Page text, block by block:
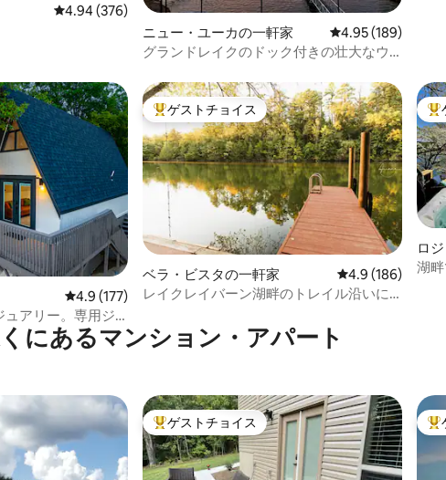
均評価レビュー376件、5つ星中4.94つ星の平均評価
4.94 (376)
ニュー・ユーカの一軒家 レビュー189件、5
4.95 (189)
グランドレイクのドック付きの壮大なウ
均評価
レビュー177件、5つ星中4.9つ星の平均評価
4.9 (177)
ュアリー。専用ジ
ピット。ハンモッ
大好評のゲストチョイスです。
ゲストチョイス
ベラ・ビスタの一軒家 レビュー186件
4.9 (186)
レイクレイバーン湖畔のトレイル沿いに
大
ロ
湖
にあるマンション・アパート
大好評のゲストチョイスです。
ゲストチョイス 大